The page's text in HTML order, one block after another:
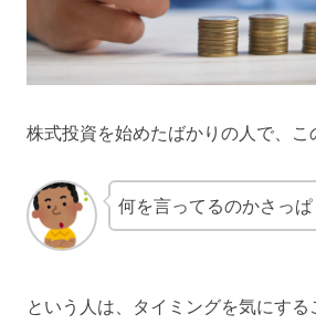
株式投資を始めたばかりの人で、こ
何を言ってるのかさっ
という人は、タイミングを気にす